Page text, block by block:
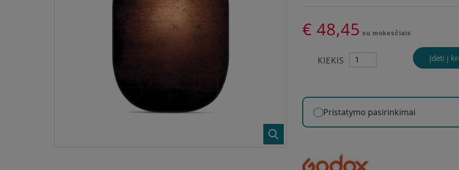
€ 48,45 su mokesčiais
KIEKIS Įdėti į
Pristatymo pasirinkimai